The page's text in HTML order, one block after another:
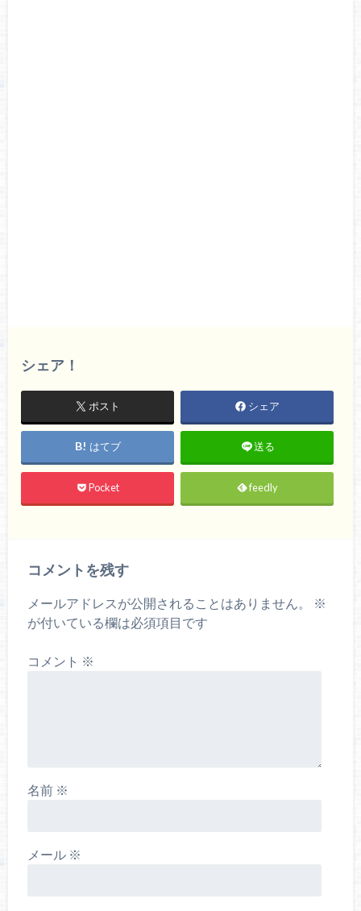
シェア！
ポスト シェア
はてブ 送る
Pocket feedly
コメントを残す
メールアドレスが公開されることはありません。
※
が付いている欄は必須項目です
コメント ※
名前 ※
メール ※